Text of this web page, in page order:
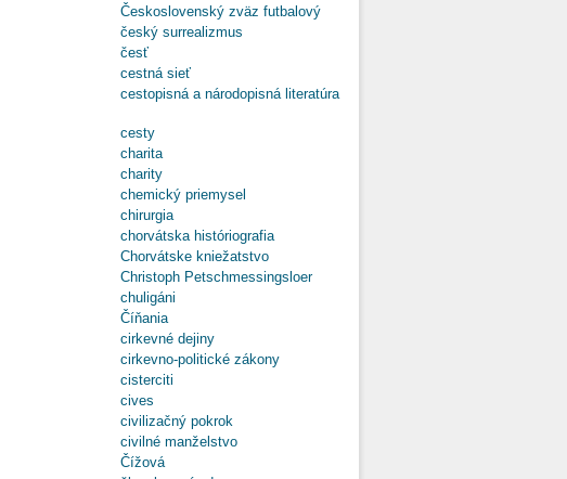
Československý zväz futbalový
český surrealizmus
česť
cestná sieť
cestopisná a národopisná literatúra
cesty
charita
charity
chemický priemysel
chirurgia
chorvátska históriografia
Chorvátske kniežatstvo
Christoph Petschmessingsloer
chuligáni
Číňania
cirkevné dejiny
cirkevno-politické zákony
cisterciti
cives
civilizačný pokrok
civilné manželstvo
Čížová